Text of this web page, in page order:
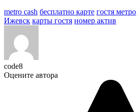
metro cash бесплатно карте гостя метро
Ижевск карты гостя номер актив
code8
Оцените автора